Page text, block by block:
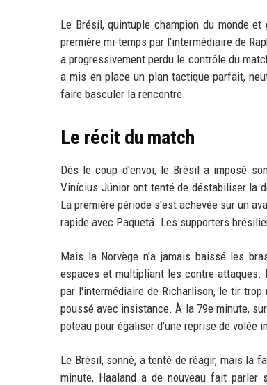
Le Brésil, quintuple champion du monde
première mi-temps par l'intermédiaire de
a progressivement perdu le contrôle du
a mis en place un plan tactique parfait,
faire basculer la rencontre.
Le récit du match
Dès le coup d'envoi, le Brésil a imposé
Vinícius Júnior ont tenté de déstabiliser la
La première période s'est achevée sur un
rapide avec Paquetá. Les supporters
Mais la Norvège n'a jamais baissé les
espaces et multipliant les contre-attaques.
par l'intermédiaire de Richarlison, le tir
poussé avec insistance. À la 79e minute,
poteau pour égaliser d'une reprise de volée
Le Brésil, sonné, a tenté de réagir, mais la
minute, Haaland a de nouveau fait